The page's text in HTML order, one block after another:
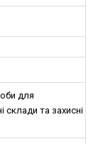
для
склади та захисні